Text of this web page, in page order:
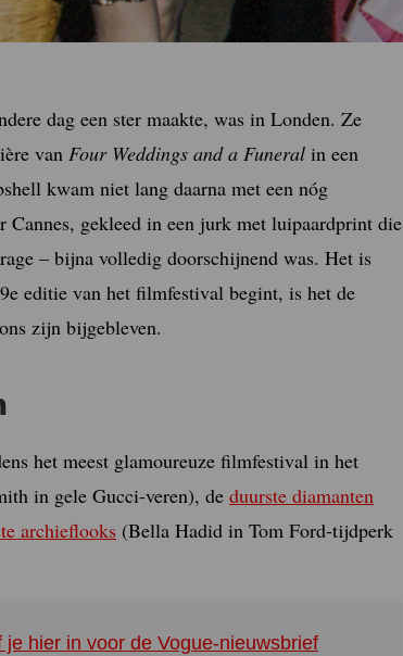
dag een ster maakte, was in Londen. Ze
van Four Weddings and a Funeral in een
kwam niet lang daarna met een nóg
Cannes, gekleed in een jurk met luipaardprint die
– bijna volledig doorschijnend was. Het is
editie van het filmfestival begint, is het de
zijn bijgebleven.
het meest glamoureuze filmfestival in het
in gele Gucci-veren), de duurste diamanten
archieflooks (Bella Hadid in Tom Ford-tijdperk
hier in voor de Vogue-nieuwsbrief